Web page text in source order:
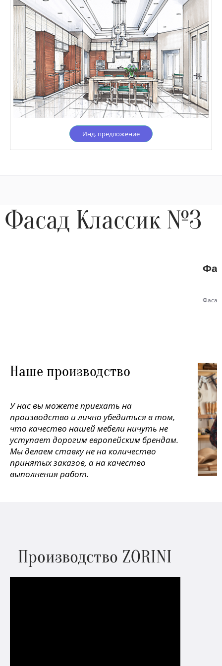
Инд. предложение
Фасад Классик №3
Наше производство
У нас вы можете приехать на
производство и лично убедиться в том,
что качество нашей мебели ничуть не
уступает дорогим европейским брендам.
Мы делаем ставку не на количество
принятых заказов, а на качество
выполнения работ.
Производство ZORINI